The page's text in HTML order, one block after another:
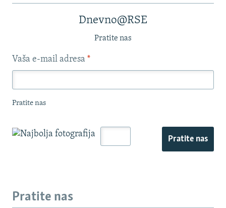
Dnevno@RSE
Pratite nas
Vaša e-mail adresa *
Pratite nas
Pratite nas
Pratite nas